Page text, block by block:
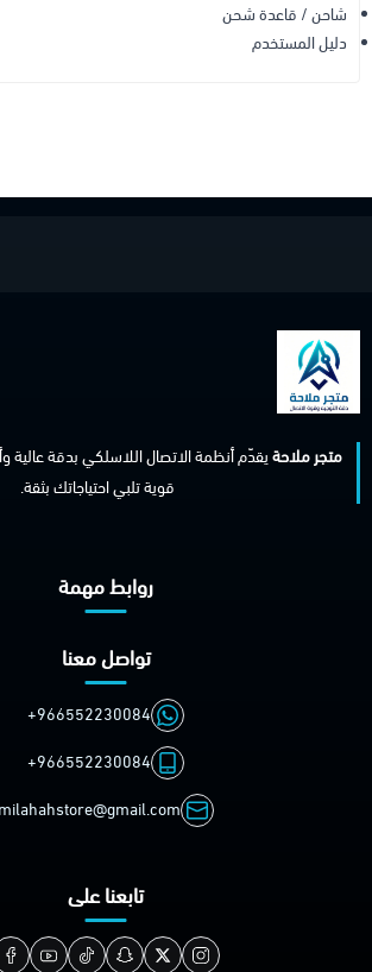
شاحن / قاعدة شحن
دليل المستخدم
متجر ملاحةيقدّم أنظمة الاتصال اللاسلكي بدقة عالية
قوية تلبي احتياجاتك بثقة.
روابط مهمة
تواصل معنا
+966552230084
+966552230084
milahahstore@gmail.com
تابعنا على